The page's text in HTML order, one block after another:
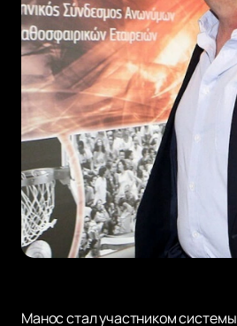
Манос стал участником системы